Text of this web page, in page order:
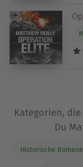
Kategorien,
Du
Historische